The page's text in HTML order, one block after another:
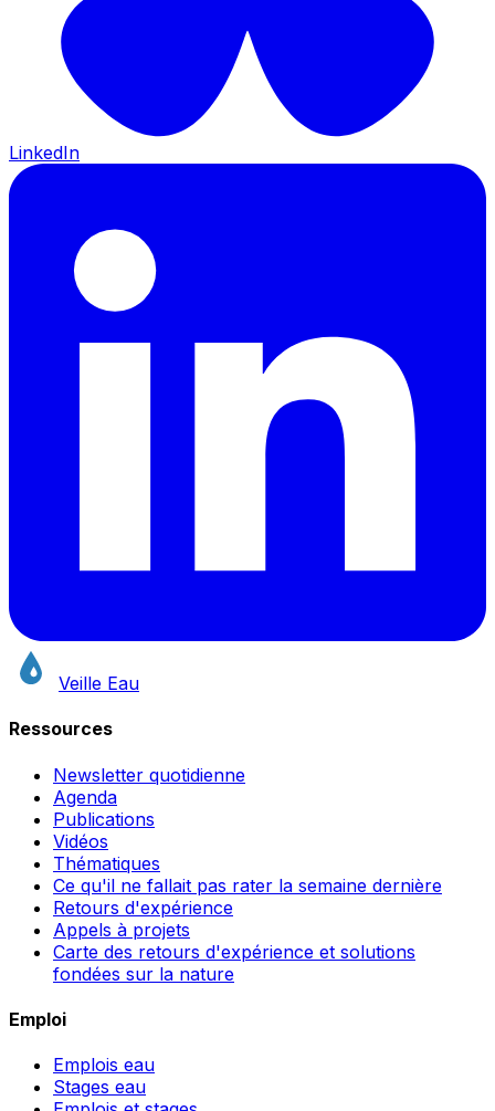
LinkedIn
Veille Eau
Ressources
Newsletter quotidienne
Agenda
Publications
Vidéos
Thématiques
Ce qu'il ne fallait pas rater la semaine dernière
Retours d'expérience
Appels à projets
Carte des retours d'expérience et solutions
fondées sur la nature
Emploi
Emplois eau
Stages eau